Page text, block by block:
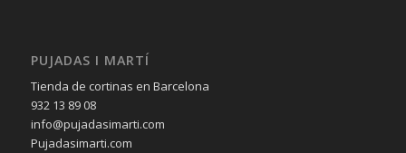
PUJADAS I MARTÍ
Tienda de cortinas en Barcelona
932 13 89 08
info@pujadasimarti.com
Pujadasimarti.com